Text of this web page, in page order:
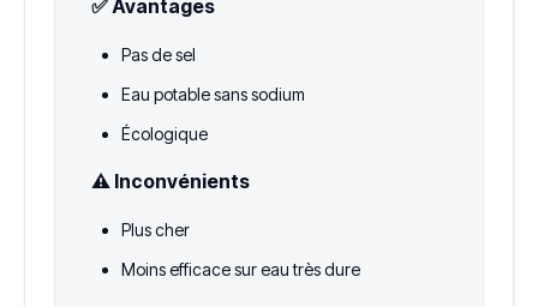
✅ Avantages
Pas de sel
Eau potable sans sodium
Écologique
⚠️ Inconvénients
Plus cher
Moins efficace sur eau très dure